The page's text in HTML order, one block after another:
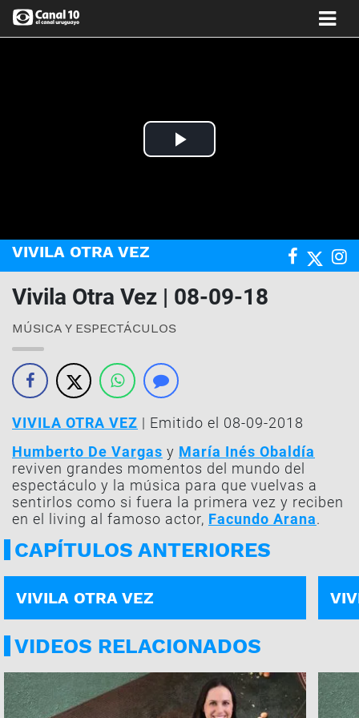
Play
VIVILA OTRA VEZ
Vivila Otra Vez | 08-09-18
MÚSICA Y ESPECTÁCULOS
VIVILA OTRA VEZ | Emitido el 08-09-2018
Humberto De Vargas y María Inés Obaldía
reviven grandes momentos del mundo del
espectáculo y la música para que vuelvas a
sentirlos como si fuera la primera vez y reciben
en el living al famoso actor, Facundo Arana.
CAPÍTULOS ANTERIORES
PROGRAMA COMPLETO | 10-07
VIVILA OTRA VEZ
VIDEOS RELACIONADOS